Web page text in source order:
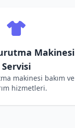
Makinesi
Servisi
makinesi bakım ve
hizmetleri.